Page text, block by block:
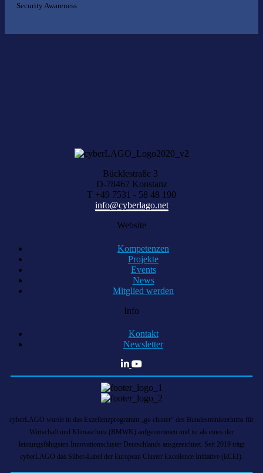
Security Awareness
Bücklestraße 3
D-78467 Konstanz
T +49 7531 - 58 48 190
info@cyberlago.net
Website
Kompetenzen
Projekte
Events
News
Mitglied werden
Info
Kontakt
Newsletter
cyberLAGO wurde in das Exzellenzprogramm „go cluster“ des Bundesministeriums für
Wirtschaft und Klimaschutz (BMWK) aufgenommen und ist als eines der
leistungsfähigsten Innovationscluster Deutschlands ausgezeichnet. Seit 2019 trägt
cyberLAGO das Silber-Label der European Cluster Excellence Initiative (ECEI).